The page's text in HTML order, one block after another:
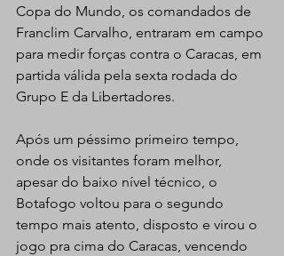
Copa do Mundo, os comandados de
Franclim Carvalho, entraram em campo
para medir forças contra o Caracas, em
partida válida pela sexta rodada do
Grupo E da Libertadores.
Após um péssimo primeiro tempo,
onde os visitantes foram melhor,
apesar do baixo nível técnico, o
Botafogo voltou para o segundo
tempo mais atento, disposto e virou o
jogo pra cima do Caracas, vencendo